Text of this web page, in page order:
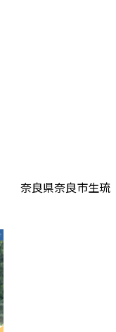
奈良県奈良市生琉